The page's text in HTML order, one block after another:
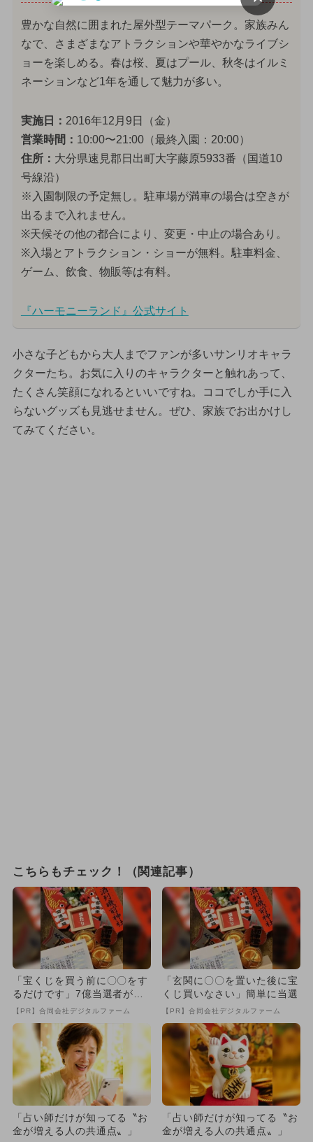
豊かな自然に囲まれた屋外型テーマパーク。家族みん
なで、さまざまなアトラクションや華やかなライブシ
ョーを楽しめる。春は桜、夏はプール、秋冬はイルミ
ネーションなど1年を通して魅力が多い。
実施日： 2016年12月9日（金）
営業時間： 10:00〜21:00（最終入園：20:00）
住所： 大分県速見郡日出町大字藤原5933番（国道10
号線沿）
※入園制限の予定無し。駐車場が満車の場合は空きが
出るまで入れません。
※天候その他の都合により、変更・中止の場合あり。
※入場とアトラクション・ショーが無料。駐車料金、
ゲーム、飲食、物販等は有料。
『ハーモニーランド』公式サイト
小さな子どもから大人までファンが多いサンリオキャラ
クターたち。お気に入りのキャラクターと触れあって、
たくさん笑顔になれるといいですね。ココでしか手に入
らないグッズも見逃せません。ぜひ、家族でお出かけし
てみてください。
こちらもチェック！（関連記事）
「宝くじを買う前に〇〇をす
るだけです」7億当選者が続
出
【PR】合同会社デジタルファーム
「玄関に〇〇を置いた後に宝
くじ買いなさい」簡単に当選
【PR】合同会社デジタルファーム
「占い師だけが知ってる〝お
金が増える人の共通点〟」
「占い師だけが知ってる〝お
金が増える人の共通点〟」